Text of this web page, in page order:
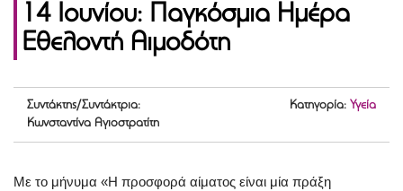
14 Ιουνίου: Παγκόσμια Ημέρα
Εθελοντή Αιμοδότη
Συντάκτης/Συντάκτρια:
Κωνσταντίνα Αγιοστρατίτη
Κατηγορία: Υγεία
Με το μήνυμα «Η προσφορά αίματος είναι μία πράξη